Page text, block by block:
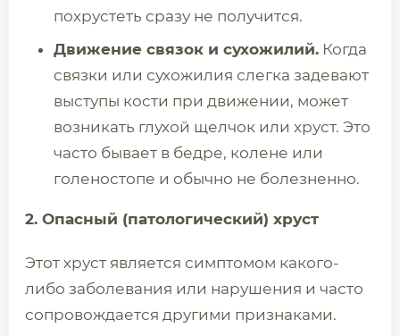
похрустеть сразу не получится.
Движение связок и сухожилий. Когда
связки или сухожилия слегка задевают
выступы кости при движении, может
возникать глухой щелчок или хруст. Это
часто бывает в бедре, колене или
голеностопе и обычно не болезненно.
2. Опасный (патологический) хруст
Этот хруст является симптомом какого-
либо заболевания или нарушения и часто
сопровождается другими признаками.